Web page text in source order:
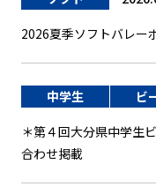
2026夏季ソフトバレー
中学生 ビ
＊第４回大分県中学生
合わせ掲載